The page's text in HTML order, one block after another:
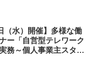
（水）開催】多様な働
ー「自営型テレワーク
務～個人事業主スター